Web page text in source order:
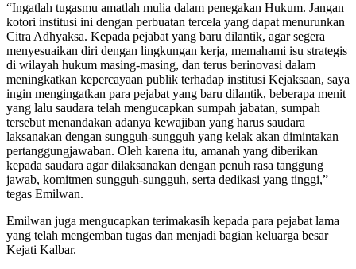
“Ingatlah tugasmu amatlah mulia dalam penegakan Hukum. Jangan
kotori institusi ini dengan perbuatan tercela yang dapat menurunkan
Citra Adhyaksa. Kepada pejabat yang baru dilantik, agar segera
menyesuaikan diri dengan lingkungan kerja, memahami isu strategis
di wilayah hukum masing-masing, dan terus berinovasi dalam
meningkatkan kepercayaan publik terhadap institusi Kejaksaan, saya
ingin mengingatkan para pejabat yang baru dilantik, beberapa menit
yang lalu saudara telah mengucapkan sumpah jabatan, sumpah
tersebut menandakan adanya kewajiban yang harus saudara
laksanakan dengan sungguh-sungguh yang kelak akan dimintakan
pertanggungjawaban. Oleh karena itu, amanah yang diberikan
kepada saudara agar dilaksanakan dengan penuh rasa tanggung
jawab, komitmen sungguh-sungguh, serta dedikasi yang tinggi,”
tegas Emilwan.
Emilwan juga mengucapkan terimakasih kepada para pejabat lama
yang telah mengemban tugas dan menjadi bagian keluarga besar
Kejati Kalbar.